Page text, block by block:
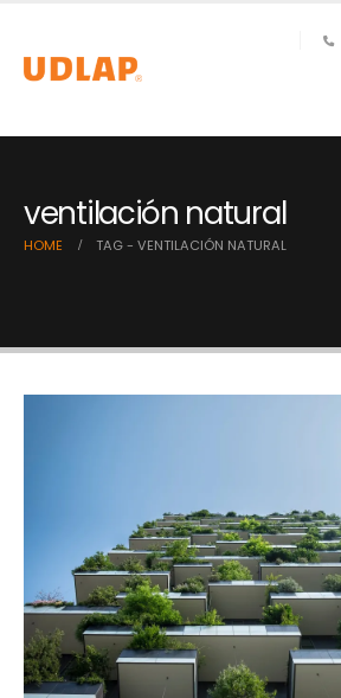
ventilación natural
HOME TAG - VENTILACIÓN NATURAL